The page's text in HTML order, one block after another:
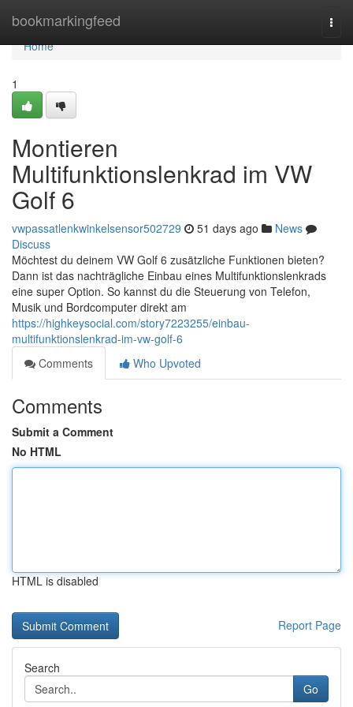
bookmarkingfeed
Home
Home
1
Montieren
Multifunktionslenkrad im VW
Golf 6
vwpassatlenkwinkelsensor502729 51 days ago
News
Discuss
Möchtest du deinem VW Golf 6 zusätzliche Funktionen bieten?
Dann ist das nachträgliche Einbau eines Multifunktionslenkrads
eine super Option. So kannst du die Steuerung von Telefon,
Musik und Bordcomputer direkt am
https://highkeysocial.com/story7223255/einbau-
multifunktionslenkrad-im-vw-golf-6
Comments
Who Upvoted
Comments
Submit a Comment
No HTML
HTML is disabled
Report Page
Search
Go